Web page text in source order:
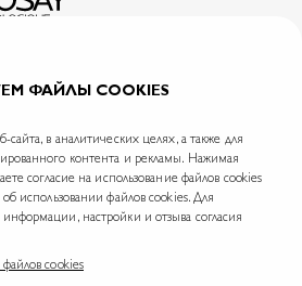
округ Тверской, пл. Тверская Застава, дом 4
рекомендательные технологии.
обработки персональных данныхКарта сайта
ФАЙЛЫ COOKIES
в аналитических целях, а также для
контента и рекламы. Нажимая
согласие на использование файлов cookies
использовании файлов cookies. Для
настройки и отзыва согласия
cookies